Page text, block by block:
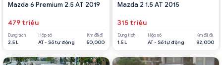
Mazda 6 Premium 2.5 AT 2019
479 triệu
Dung tích
2.5 L
Hộp số
AT - Số tự động
Km đã đi
50,000
Mazda 2 1.5 AT 2015
315 triệu
Dung tích
1.5 L
Hộp số
AT - Số tự động
Km đã đi
82,000